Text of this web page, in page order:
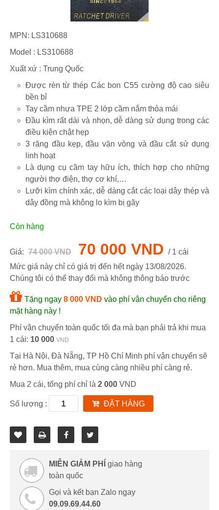
MPN: LS310688
Model : LS310688
Xuất xứ : Trung Quốc
Được rèn từ thép Các bon C55 cường độ cao siêu
bền bỉ
Tay cầm nhựa TPE 2 lớp cầm nắm thỏa mái
Đầu kìm rất dài và nhọn, dễ dàng sử dụng trong các
điều kiện chật hẹp
3 răng đầu kẹp, đầu vặn vòng và đầu cắt sử dụng
linh hoạt
Là dụng cụ cầm tay hữu ích, thích hợp cho những
người thợ điện, thợ cơ khí,…
Lưỡi kìm chính xác, dễ dàng cắt các loại dây thép và
dây đồng mà không lo kìm bị gãy
Còn hàng
Giá: 74 000 VND 70 000 VND / 1 cái
Mức giá này chỉ có giá trị đến hết ngày 13/08/2026.
Chúng tôi có thể thay đổi mà không thông báo trước
Tặng ngay 8 000 VND vào phí vận chuyển cho riêng
mặt hàng này !
Phí vận chuyển toàn quốc tối đa mà bạn phải trả khi mua
1 cái: 10 000 VND
Tại Hà Nội, Đà Nẵng, TP Hồ Chí Minh phí vận chuyển sẽ
rẻ hơn. Mua thêm, mua cùng càng nhiều phí càng rẻ.
Mua 2 cái, tổng phí chỉ là 2 000 VND
Số lượng : ĐẶT HÀNG
MIỄN GIẢM PHÍ
giao hàng
toàn quốc
Gọi và kết bạn Zalo ngay
09.09.69.44.60